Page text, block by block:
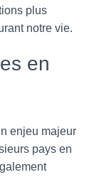
plus
notre vie.
en
enjeu majeur
pays en